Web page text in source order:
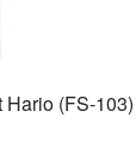
Hario (FS-103)